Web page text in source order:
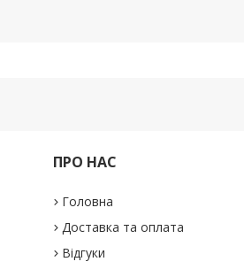
ПРО НАС
Головна
Доставка та оплата
Відгуки